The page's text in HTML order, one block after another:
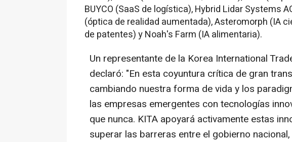
BUYCO (SaaS de logística), Hybrid Lidar Systems
(óptica de realidad aumentada), Asteromorph (IA
de patentes) y Noah's Farm (IA alimentaria).
Un representante de la Korea International
declaró: "En esta coyuntura crítica de gran
cambiando nuestra forma de vida y los
las empresas emergentes con tecnologías
que nunca. KITA apoyará activamente estas
superar las barreras entre el gobierno